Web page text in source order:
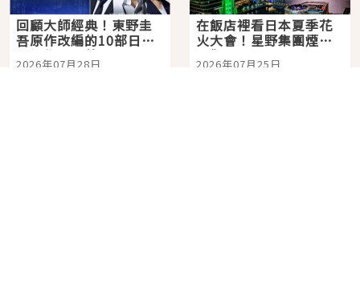
回顧大師經典！東野圭
吾原作改編的10部日本
影視作品推薦
2026年07月28日
在飯店裡看日本夏季花
火大會！星野集團煙火
景觀飯店6選，讓你不用
人擠人悠閒欣賞
2026年07月25日